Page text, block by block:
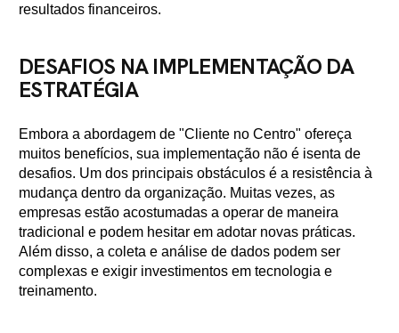
resultados financeiros.
DESAFIOS NA IMPLEMENTAÇÃO DA
ESTRATÉGIA
Embora a abordagem de "Cliente no Centro" ofereça
muitos benefícios, sua implementação não é isenta de
desafios. Um dos principais obstáculos é a resistência à
mudança dentro da organização. Muitas vezes, as
empresas estão acostumadas a operar de maneira
tradicional e podem hesitar em adotar novas práticas.
Além disso, a coleta e análise de dados podem ser
complexas e exigir investimentos em tecnologia e
treinamento.